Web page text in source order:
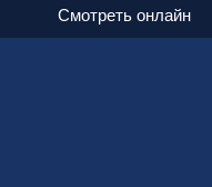
Смотреть онлайн